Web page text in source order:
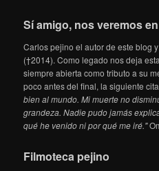
Sí amigo, nos veremos
Carlos pejino el autor de este blog
(†2014). Como legado nos deja
siempre abierta como tributo a su
poco antes del final, la siguiente
bien al mundo. Mi muerte no
grandeza. Nadie pudo jamás
qué he venido ni por qué me iré."
Filmoteca pejino